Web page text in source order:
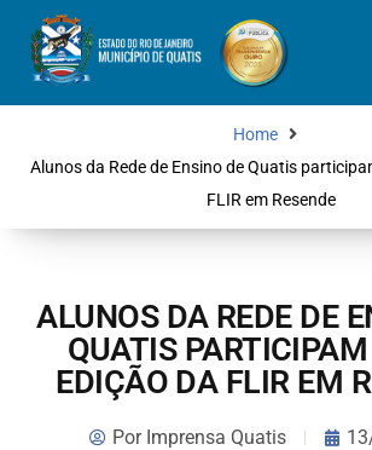
Home
Alunos da Rede de Ensino de Quatis
FLIR em Resende
ALUNOS DA REDE DE
QUATIS
EDIÇÃO DA FLIR EM
PorImprensa Quatis